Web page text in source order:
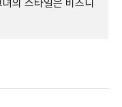
의 스타일은 비즈니